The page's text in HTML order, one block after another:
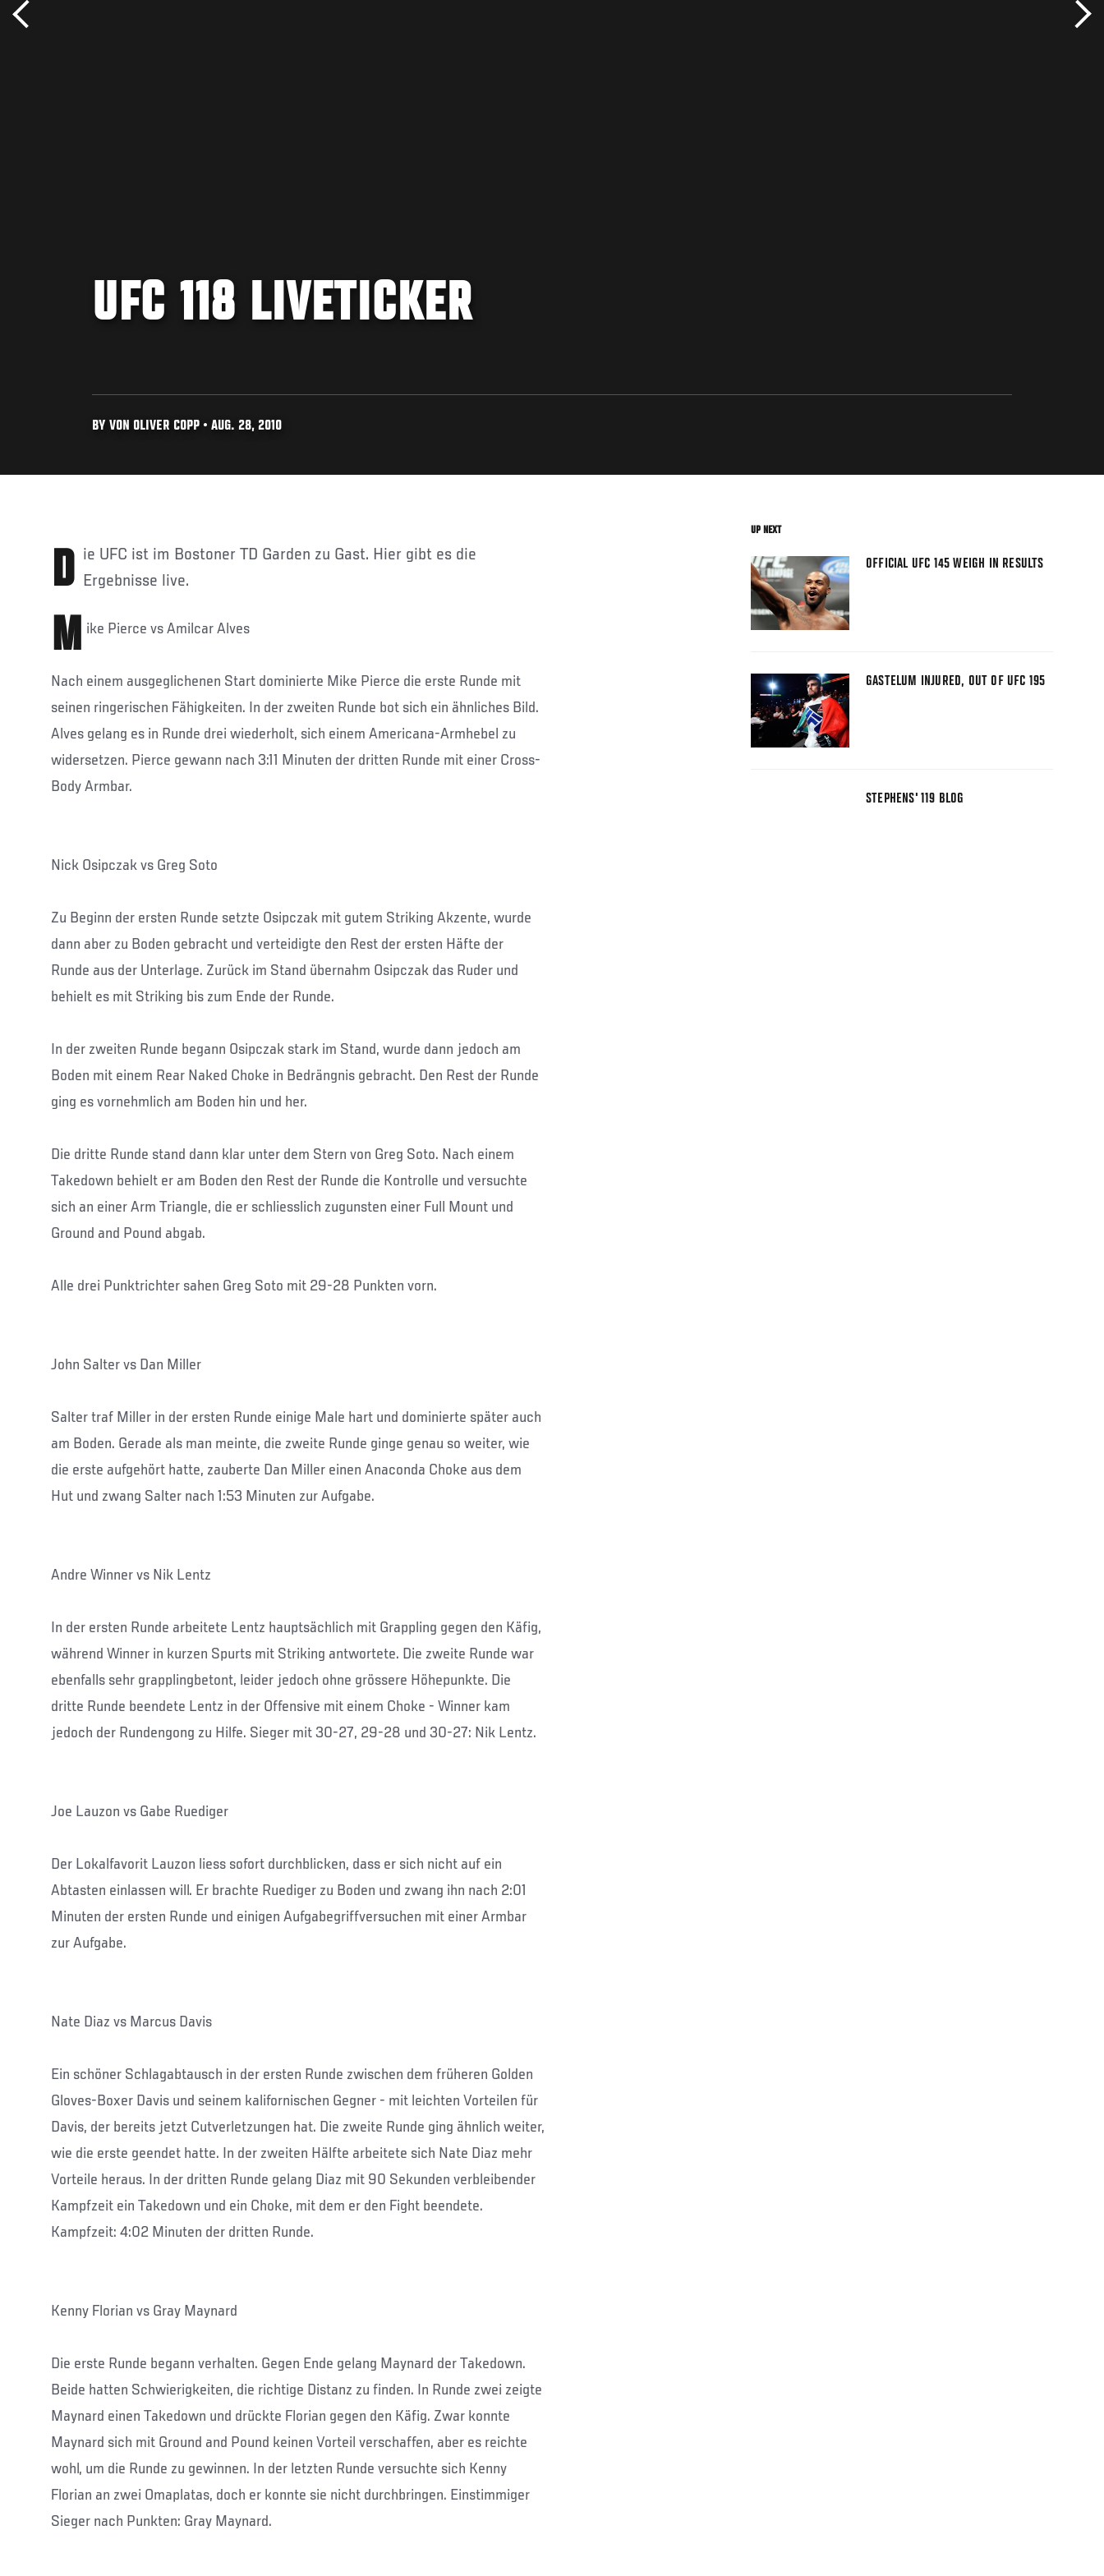
UFC 118 LIVETICKER
BY VON OLIVER COPP • AUG. 28, 2010
Die UFC ist im Bostoner TD Garden zu Gast. Hier gibt es die Ergebnisse live.
M ike Pierce vs Amilcar Alves
Nach einem ausgeglichenen Start dominierte Mike Pierce die erste Runde mit
seinen ringerischen Fähigkeiten. In der zweiten Runde bot sich ein ähnliches Bild.
Alves gelang es in Runde drei wiederholt, sich einem Americana-Armhebel zu
widersetzen. Pierce gewann nach 3:11 Minuten der dritten Runde mit einer Cross-
Body Armbar.
Nick Osipczak vs Greg Soto
Zu Beginn der ersten Runde setzte Osipczak mit gutem Striking Akzente, wurde
dann aber zu Boden gebracht und verteidigte den Rest der ersten Häfte der
Runde aus der Unterlage. Zurück im Stand übernahm Osipczak das Ruder und
behielt es mit Striking bis zum Ende der Runde.
In der zweiten Runde begann Osipczak stark im Stand, wurde dann jedoch am
Boden mit einem Rear Naked Choke in Bedrängnis gebracht. Den Rest der Runde
ging es vornehmlich am Boden hin und her.
Die dritte Runde stand dann klar unter dem Stern von Greg Soto. Nach einem
Takedown behielt er am Boden den Rest der Runde die Kontrolle und versuchte
sich an einer Arm Triangle, die er schliesslich zugunsten einer Full Mount und
Ground and Pound abgab.
Alle drei Punktrichter sahen Greg Soto mit 29-28 Punkten vorn.
John Salter vs Dan Miller
Salter traf Miller in der ersten Runde einige Male hart und dominierte später auch
am Boden. Gerade als man meinte, die zweite Runde ginge genau so weiter, wie
die erste aufgehört hatte, zauberte Dan Miller einen Anaconda Choke aus dem
Hut und zwang Salter nach 1:53 Minuten zur Aufgabe.
Andre Winner vs Nik Lentz
In der ersten Runde arbeitete Lentz hauptsächlich mit Grappling gegen den Käfig,
während Winner in kurzen Spurts mit Striking antwortete. Die zweite Runde war
ebenfalls sehr grapplingbetont, leider jedoch ohne grössere Höhepunkte. Die
dritte Runde beendete Lentz in der Offensive mit einem Choke - Winner kam
jedoch der Rundengong zu Hilfe. Sieger mit 30-27, 29-28 und 30-27: Nik Lentz.
Joe Lauzon vs Gabe Ruediger
Der Lokalfavorit Lauzon liess sofort durchblicken, dass er sich nicht auf ein
Abtasten einlassen will. Er brachte Ruediger zu Boden und zwang ihn nach 2:01
Minuten der ersten Runde und einigen Aufgabegriffversuchen mit einer Armbar
zur Aufgabe.
Nate Diaz vs Marcus Davis
Ein schöner Schlagabtausch in der ersten Runde zwischen dem früheren Golden
Gloves-Boxer Davis und seinem kalifornischen Gegner - mit leichten Vorteilen für
Davis, der bereits jetzt Cutverletzungen hat. Die zweite Runde ging ähnlich weiter,
wie die erste geendet hatte. In der zweiten Hälfte arbeitete sich Nate Diaz mehr
Vorteile heraus. In der dritten Runde gelang Diaz mit 90 Sekunden verbleibender
Kampfzeit ein Takedown und ein Choke, mit dem er den Fight beendete.
Kampfzeit: 4:02 Minuten der dritten Runde.
Kenny Florian vs Gray Maynard
Die erste Runde begann verhalten. Gegen Ende gelang Maynard der Takedown.
Beide hatten Schwierigkeiten, die richtige Distanz zu finden. In Runde zwei zeigte
Maynard einen Takedown und drückte Florian gegen den Käfig. Zwar konnte
Maynard sich mit Ground and Pound keinen Vorteil verschaffen, aber es reichte
wohl, um die Runde zu gewinnen. In der letzten Runde versuchte sich Kenny
Florian an zwei Omaplatas, doch er konnte sie nicht durchbringen. Einstimmiger
Sieger nach Punkten: Gray Maynard.
UP NEXT
OFFICIAL UFC 145 WEIGH IN RESULTS
GASTELUM INJURED, OUT OF UFC 195
STEPHENS' 119 BLOG